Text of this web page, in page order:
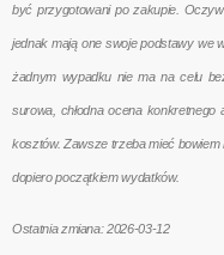
być przygotowani po zakupie.
jednak mają one swoje podstawy we
żadnym wypadku nie ma na celu
surowa, chłodna ocena
kosztów. Zawsze trzeba mieć
dopiero początkiem wydatków.
Ostatnia zmiana: 2026-03-12